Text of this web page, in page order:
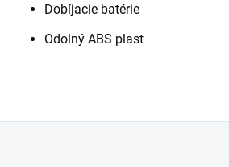
Dobíjacie batérie
Odolný ABS plast